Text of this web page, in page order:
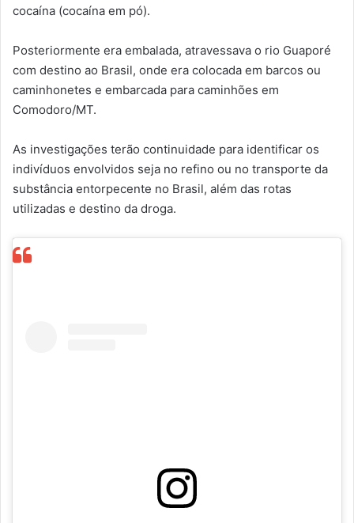
cocaína (cocaína em pó).
Posteriormente era embalada, atravessava o rio Guaporé
com destino ao Brasil, onde era colocada em barcos ou
caminhonetes e embarcada para caminhões em
Comodoro/MT.
As investigações terão continuidade para identificar os
indivíduos envolvidos seja no refino ou no transporte da
substância entorpecente no Brasil, além das rotas
utilizadas e destino da droga.